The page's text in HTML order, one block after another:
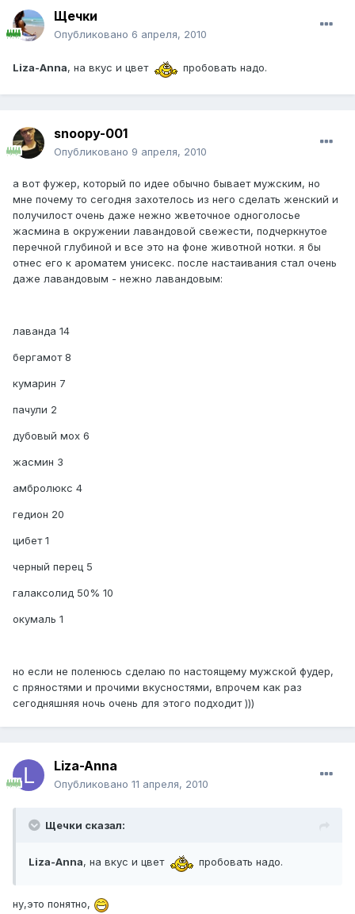
Щечки
Опубликовано 6 апреля, 2010
Liza-Anna, на вкус и цвет пробовать надо.
snoopy-001
Опубликовано 9 апреля, 2010
а вот фужер, который по идее обычно бывает мужским, но
мне почему то сегодня захотелось из него сделать женский и
получилост очень даже нежно жветочное одноголосье
жасмина в окружении лавандовой свежести, подчеркнутое
перечной глубиной и все это на фоне животной нотки. я бы
отнес его к ароматем унисекс. после настаивания стал очень
даже лавандовым - нежно лавандовым:
лаванда 14
бергамот 8
кумарин 7
пачули 2
дубовый мох 6
жасмин 3
амбролюкс 4
гедион 20
цибет 1
черный перец 5
галаксолид 50% 10
окумаль 1
но если не поленюсь сделаю по настоящему мужской фудер,
с пряностями и прочими вкусностями, впрочем как раз
сегодняшняя ночь очень для этого подходит )))
Liza-Anna
Опубликовано 11 апреля, 2010
Щечки сказал:
Liza-Anna, на вкус и цвет пробовать надо.
ну,это понятно,